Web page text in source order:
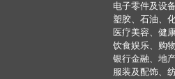
电子零件及设备
塑胶、石油、
医疗美容、健
饮食娱乐、购
银行金融、地
服装及配饰、